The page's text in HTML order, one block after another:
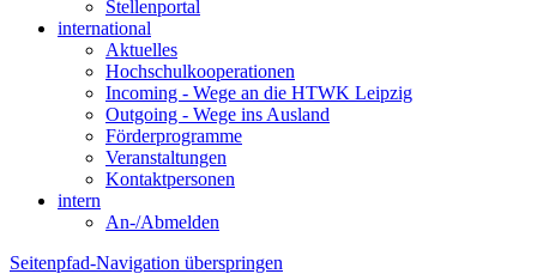
Stellenportal
international
Aktuelles
Hochschulkooperationen
Incoming - Wege an die HTWK Leipzig
Outgoing - Wege ins Ausland
Förderprogramme
Veranstaltungen
Kontaktpersonen
intern
An-/Abmelden
Seitenpfad-Navigation überspringen